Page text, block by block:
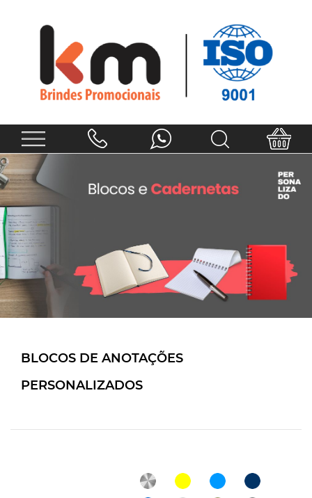
BLOCOS DE ANOTAÇÕES
PERSONALIZADOS